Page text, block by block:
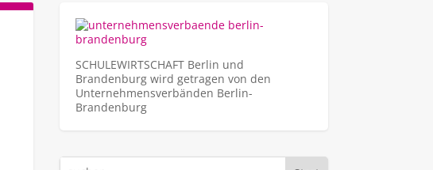
SCHULEWIRTSCHAFT Berlin und
Brandenburg wird getragen von den
Unternehmens­verbänden Berlin-
Brandenburg